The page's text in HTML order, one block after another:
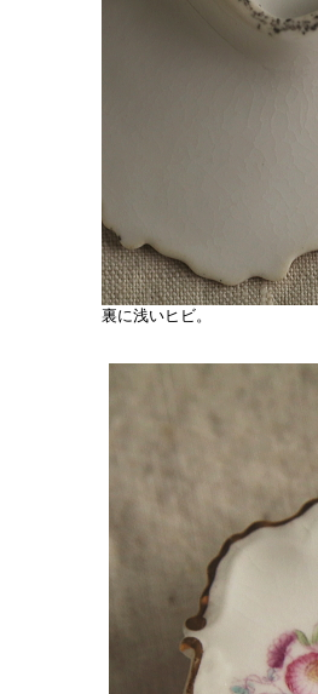
裏に浅いヒビ。